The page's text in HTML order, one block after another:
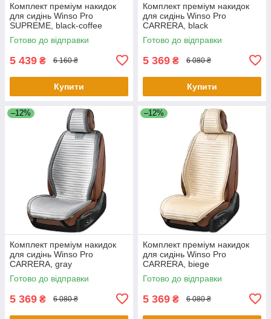
Комплект преміум накидок
для сидінь Winso Pro
SUPREME, black-coffee
Готово до відправки
5 439 ₴ 6 160 ₴
Купити
Комплект преміум накидок
для сидінь Winso Pro
СARRERA, black
Готово до відправки
5 369 ₴ 6 080 ₴
Купити
–12%
Комплект преміум накидок
для сидінь Winso Pro
СARRERA, gray
Готово до відправки
5 369 ₴ 6 080 ₴
–12%
Комплект преміум накидок
для сидінь Winso Pro
СARRERA, biege
Готово до відправки
5 369 ₴ 6 080 ₴